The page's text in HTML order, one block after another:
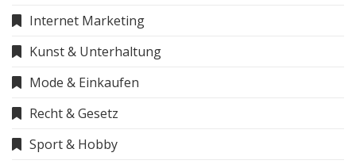
Internet Marketing
Kunst & Unterhaltung
Mode & Einkaufen
Recht & Gesetz
Sport & Hobby